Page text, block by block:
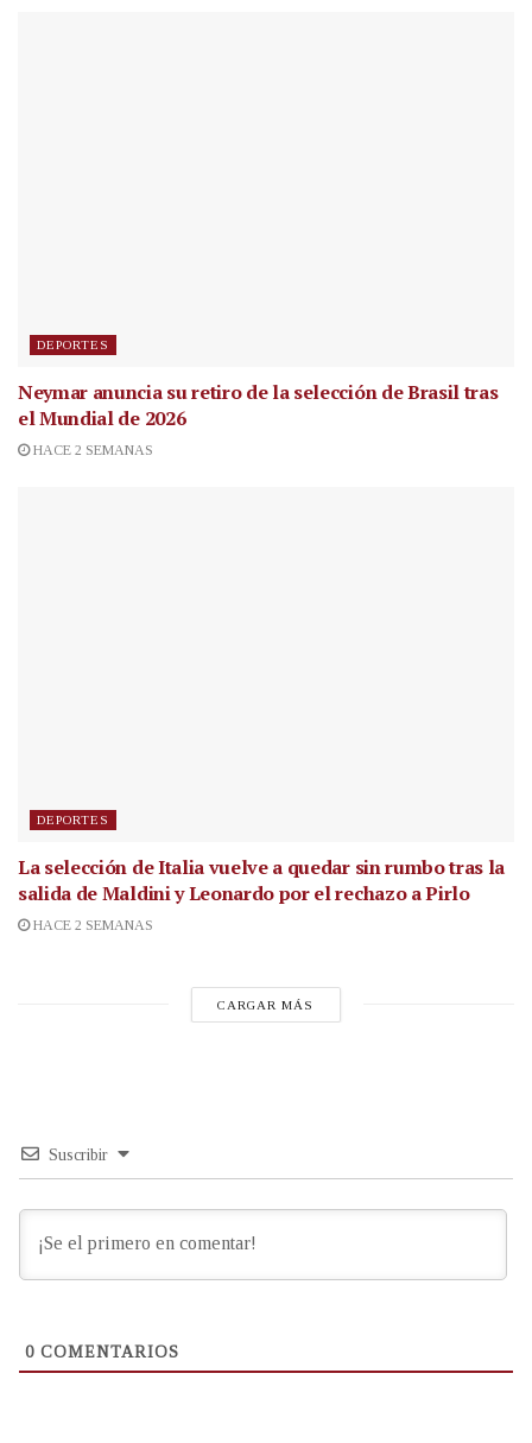
DEPORTES
Neymar anuncia su retiro de la selección de Brasil tras
el Mundial de 2026
HACE 2 SEMANAS
DEPORTES
La selección de Italia vuelve a quedar sin rumbo tras la
salida de Maldini y Leonardo por el rechazo a Pirlo
HACE 2 SEMANAS
CARGAR MÁS
Suscribir
0 COMENTARIOS